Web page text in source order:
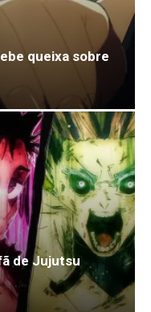
queixa sobre
de Jujutsu